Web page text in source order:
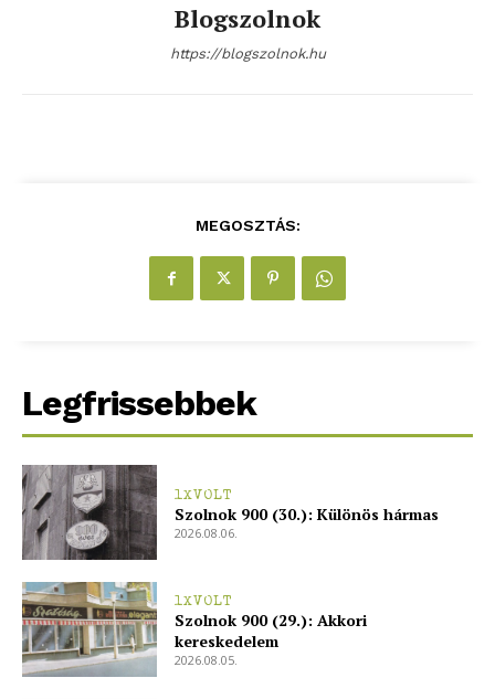
Blogszolnok
https://blogszolnok.hu
MEGOSZTÁS:
Legfrissebbek
1XVOLT
Szolnok 900 (30.): Különös hármas
2026.08.06.
1XVOLT
Szolnok 900 (29.): Akkori
kereskedelem
2026.08.05.